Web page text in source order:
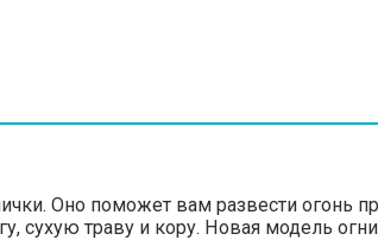
Оно поможет вам развести
траву и кору. Новая модель